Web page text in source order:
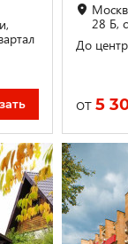
28 Б,
До
от5